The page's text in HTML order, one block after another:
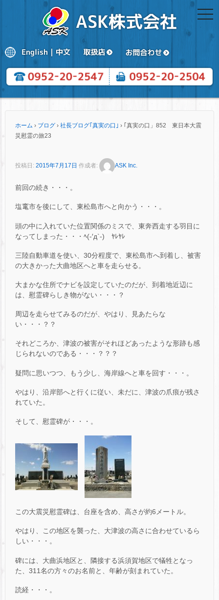
ホーム › ブログ › 社長ブログ｢真実の口｣ › ｢真実の口」852 東日本大震
災慰霊の旅23
投稿日: 2015年7月17日 作成者: ASK Inc.
前回の続き・・・。
塩竃市を後にして、東松島市へと向かう・・・。
頭の中に入れていた位置関係のミスで、東奔西走する羽目に
なってしまった・・・ﾍ(-′д`-)ゝﾔﾚﾔﾚ
三陸自動車道を使い、30分程度で、東松島市へ到着し、被害
の大きかった大曲地区へと車を走らせる。
大まかな住所でナビを設定していたのだが、到着地近辺に
は、慰霊碑らしき物がない・・・？
周辺を走らせてみるのだが、やはり、見あたらな
い・・・？？
それどころか、津波の被害がそれほどあったような形跡も感
じられないのである・・・？？？
疑問に思いつつ、もう少し、海岸線へと車を回す・・・。
やはり、沿岸部へと行くに従い、未だに、津波の爪痕が残さ
れていた。
そして、慰霊碑が・・・。
この大震災慰霊碑は、台座を含め、高さが約6メートル。
やはり、この地区を襲った、大津波の高さに合わせているら
しい・・・。
碑には、大曲浜地区と、隣接する浜須賀地区で犠牲となっ
た、311名の方々のお名前と、年齢が刻まれていた。
読経・・・。